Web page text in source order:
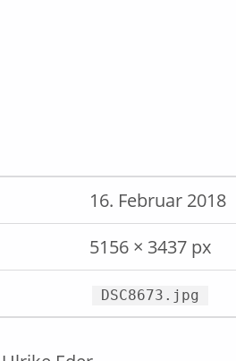
16. Februar 2018
5156 × 3437 px
DSC8673.jpg